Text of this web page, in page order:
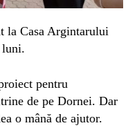
la Casa Argintarului
luni.
pentru
de pe Dornei. Dar
o mână de ajutor.